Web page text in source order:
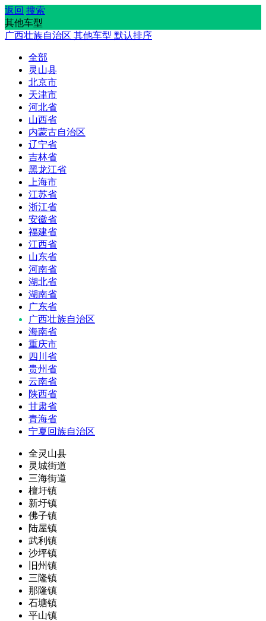
返回 搜索
其他车型
广西壮族自治区 其他车型 默认排序
全部
灵山县
北京市
天津市
河北省
山西省
内蒙古自治区
辽宁省
吉林省
黑龙江省
上海市
江苏省
浙江省
安徽省
福建省
江西省
山东省
河南省
湖北省
湖南省
广东省
广西壮族自治区
海南省
重庆市
四川省
贵州省
云南省
陕西省
甘肃省
青海省
宁夏回族自治区
全灵山县
灵城街道
三海街道
檀圩镇
新圩镇
佛子镇
陆屋镇
武利镇
沙坪镇
旧州镇
三隆镇
那隆镇
石塘镇
平山镇